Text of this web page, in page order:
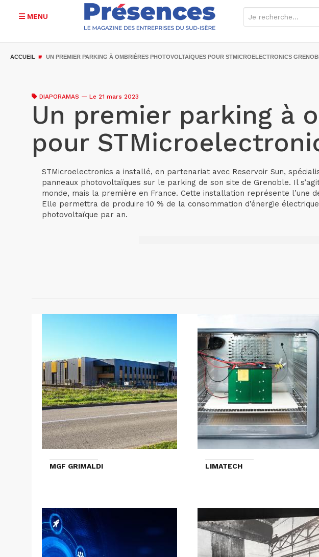
MENU
ACCUEIL UN PREMIER PARKING À OMBRIÈRES PHOTOVOLTAÏQUES POUR STMICROELECTRONICS
DIAPORAMAS — Le 21 mars 2023
Un premier parking à
pour
STMicroelectronics a installé, en partenariat avec Reservoir Sun,
panneaux photovoltaïques sur le parking de son site de Grenoble. Il
monde, mais la première en France. Cette installation représente l’une
Elle permettra de produire 10 % de la consommation d’énergie
photovoltaïque par an.
MGF GRIMALDI LIMATECH